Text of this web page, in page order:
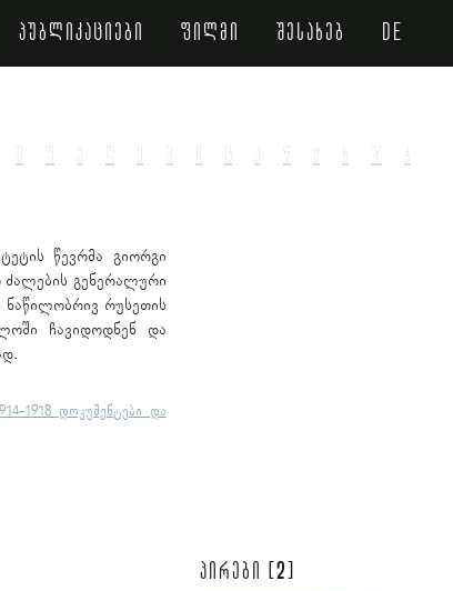
პუბლიკაციები ფილმი შესახებ de
ქ ყ ჩ წ ჭ ხ ჯ ჰ
წევრმა გიორგი
ძალების გენერალური
ნაწილობრივ რუსეთის
ჩავიდოდნენ და
1918 დოკუმენტები და
პირები [2]